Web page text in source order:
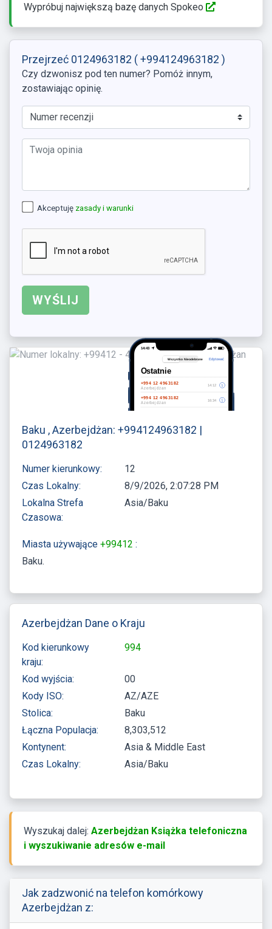
Wypróbuj największą bazę danych Spokeo
Przejrzeć 0124963182 ( +994124963182 )
Czy dzwonisz pod ten numer? Pomóż innym,
zostawiając opinię.
Akceptuję zasady i warunki
Baku , Azerbejdżan: +994124963182 |
0124963182
Numer kierunkowy:
12
Czas Lokalny:
8/9/2026, 2:07:28 PM
Lokalna Strefa
Czasowa:
Asia/Baku
Miasta używające +99412 :
Baku
Azerbejdżan Dane o Kraju
Kod kierunkowy
kraju:
994
Kod wyjścia:
00
Kody ISO:
AZ/AZE
Stolica:
Baku
Łączna Populacja:
8,303,512
Kontynent:
Asia & Middle East
Czas Lokalny:
Asia/Baku
Wyszukaj dalej: Azerbejdżan Książka telefoniczna
i wyszukiwanie adresów e-mail
Jak zadzwonić na telefon komórkowy
Azerbejdżan z: